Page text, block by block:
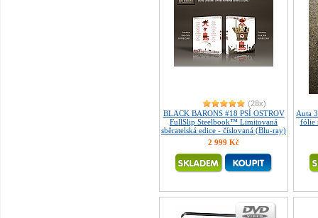
(28x)
BLACK BARONS #18 PSÍ OSTROV
FullSlip Steelbook™ Limitovaná
sběratelská edice - číslovaná (Blu-ray)
2 999 Kč
Auta
fólie